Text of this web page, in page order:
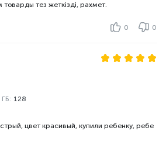
тез жеткізді, рахмет.
0 0
ГБ: 128
цвет красивый, купили ребенку, ребе